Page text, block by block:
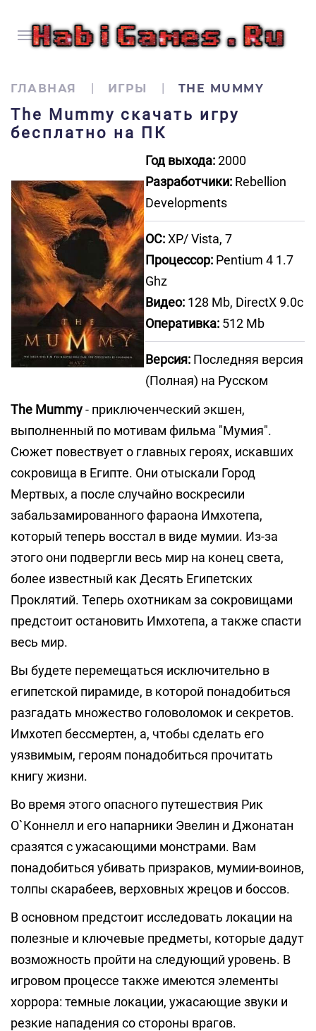
ГЛАВНАЯ ИГРЫ THE MUMMY
The Mummy скачать игру
бесплатно на ПК
Год выхода:2000
Разработчики: Rebellion
Developments
ОС:XP/ Vista, 7
Процессор: Pentium 4 1.7
Ghz
Видео: 128 Mb, DirectX 9.0c
Оперативка: 512 Mb
Версия: Последняя версия
(Полная) на Русском
The Mummy- приключенческий экшен,
выполненный по мотивам фильма "Мумия".
Сюжет повествует о главных героях, искавших
сокровища в Египте. Они отыскали Город
Мертвых, а после случайно воскресили
забальзамированного фараона Имхотепа,
который теперь восстал в виде мумии. Из-за
этого они подвергли весь мир на конец света,
более известный как Десять Египетских
Проклятий. Теперь охотникам за сокровищами
предстоит остановить Имхотепа, а также спасти
весь мир.
Вы будете перемещаться исключительно в
египетской пирамиде, в которой понадобиться
разгадать множество головоломок и секретов.
Имхотеп бессмертен, а, чтобы сделать его
уязвимым, героям понадобиться прочитать
книгу жизни.
Во время этого опасного путешествия Рик
О`Коннелл и его напарники Эвелин и Джонатан
сразятся с ужасающими монстрами. Вам
понадобиться убивать призраков, мумии-воинов,
толпы скарабеев, верховных жрецов и боссов.
В основном предстоит исследовать локации на
полезные и ключевые предметы, которые дадут
возможность пройти на следующий уровень. В
игровом процессе также имеются элементы
хоррора: темные локации, ужасающие звуки и
резкие нападения со стороны врагов.